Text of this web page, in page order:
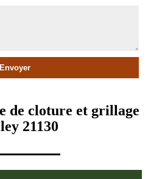
de cloture et grillage
21130